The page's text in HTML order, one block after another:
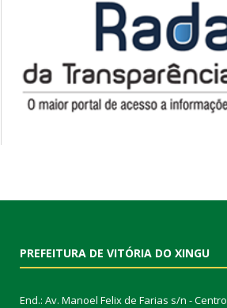
PREFEITURA DE VITÓRIA DO XINGU
End.: Av. Manoel Felix de Farias s/n - Centro